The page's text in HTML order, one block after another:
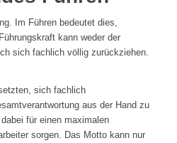
Im Führen bedeutet dies,
kann weder der
sich fachlich völlig zurückziehen.
sich fachlich
aus der Hand zu
für einen maximalen
sorgen. Das Motto kann nur